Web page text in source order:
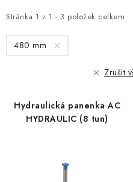
i
s
p
d
Stránka 1 z 1 - 3 položek celkem
e
n
í 480 mm
Zrušit
Hydraulická panenka AC
HYDRAULIC (8 tun)